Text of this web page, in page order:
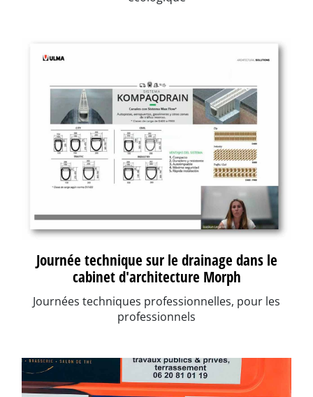
Journée technique sur le drainage dans le
cabinet d'architecture Morph
Journées techniques professionnelles, pour les
professionnels